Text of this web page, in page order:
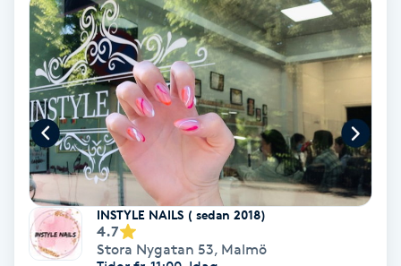
Nagelsvamp
Nageltrång
Nagelvård
Naglar borttagning
Naglar reparation
INSTYLE NAILS ( sedan 2018)
4.7
Stora Nygatan 53, Malmö